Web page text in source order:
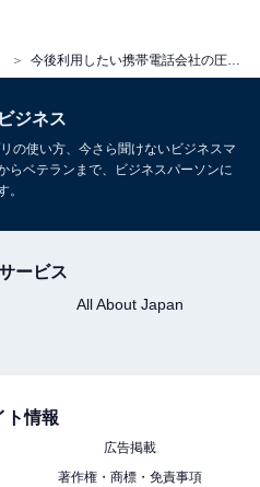
マイボイスコム）
結局、何かあった時の対応
かというイメージがあるか
らの新しい料金プランがド
と使っているが不便と思っ
女性24歳）といった理由を
ジネス
の使い方、今さら聞けないビジネスマ
らベテランまで、ビジネスパーソンに
。
ービス
All About Japan
ト情報
広告掲載
著作権・商標・免責事項